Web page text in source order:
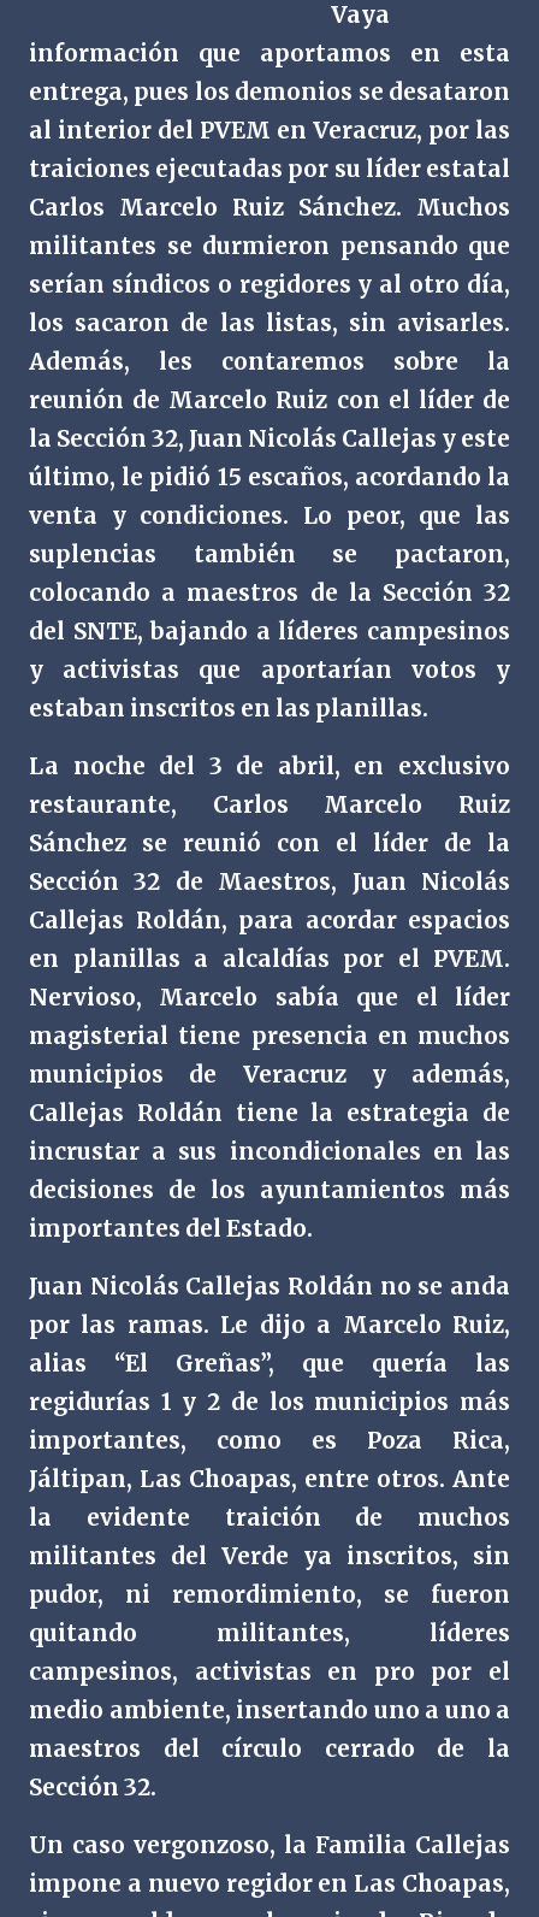
Vaya
información que aportamos en esta
entrega, pues los demonios se desataron
al interior del PVEM en Veracruz, por las
traiciones ejecutadas por su líder estatal
Carlos Marcelo Ruiz Sánchez. Muchos
militantes se durmieron pensando que
serían síndicos o regidores y al otro día,
los sacaron de las listas, sin avisarles.
Además, les contaremos sobre la
reunión de Marcelo Ruiz con el líder de
la Sección 32, Juan Nicolás Callejas y este
último, le pidió 15 escaños, acordando la
venta y condiciones. Lo peor, que las
suplencias también se pactaron,
colocando a maestros de la Sección 32
del SNTE, bajando a líderes campesinos
y activistas que aportarían votos y
estaban inscritos en las planillas.
La noche del 3 de abril, en exclusivo
restaurante, Carlos Marcelo Ruiz
Sánchez se reunió con el líder de la
Sección 32 de Maestros, Juan Nicolás
Callejas Roldán, para acordar espacios
en planillas a alcaldías por el PVEM.
Nervioso, Marcelo sabía que el líder
magisterial tiene presencia en muchos
municipios de Veracruz y además,
Callejas Roldán tiene la estrategia de
incrustar a sus incondicionales en las
decisiones de los ayuntamientos más
importantes del Estado.
Juan Nicolás Callejas Roldán no se anda
por las ramas. Le dijo a Marcelo Ruiz,
alias “El Greñas”, que quería las
regidurías 1 y 2 de los municipios más
importantes, como es Poza Rica,
Jáltipan, Las Choapas, entre otros. Ante
la evidente traición de muchos
militantes del Verde ya inscritos, sin
pudor, ni remordimiento, se fueron
quitando militantes, líderes
campesinos, activistas en pro por el
medio ambiente, insertando uno a uno a
maestros del círculo cerrado de la
Sección 32.
Un caso vergonzoso, la Familia Callejas
impone a nuevo regidor en Las Choapas,